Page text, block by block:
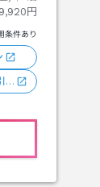
円
条件あり
…